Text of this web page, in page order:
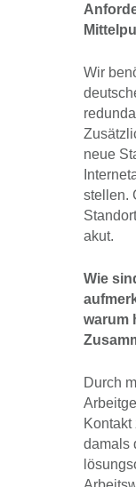
Wir
neue
stellen.
akut.
Wie
warum
Durch
Kontakt
damals